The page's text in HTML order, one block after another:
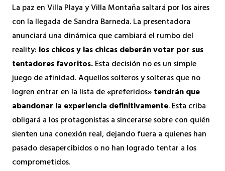
La paz en Villa Playa y Villa Montaña saltará por los aires
con la llegada de Sandra Barneda. La presentadora
anunciará una dinámica que cambiará el rumbo del
reality: los chicos y las chicas deberán votar por sus
tentadores favoritos.Esta decisión no es un simple
juego de afinidad. Aquellos solteros y solteras que no
logren entrar en la lista de «preferidos»tendrán que
abandonar la experiencia definitivamente. Esta criba
obligará a los protagonistas a sincerarse sobre con quién
sienten una conexión real, dejando fuera a quienes han
pasado desapercibidos o no han logrado tentar a los
comprometidos.